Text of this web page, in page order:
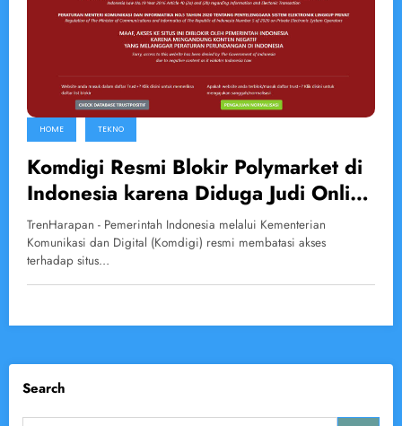
HOME TEKNO
Komdigi Resmi Blokir Polymarket di
Indonesia karena Diduga Judi Online
Berbasis Kripto
TrenHarapan - Pemerintah Indonesia melalui Kementerian
Komunikasi dan Digital (Komdigi) resmi membatasi akses
terhadap situs…
Search